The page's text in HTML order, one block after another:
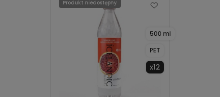
500 ml
PET
x12
Produkt niedostępny